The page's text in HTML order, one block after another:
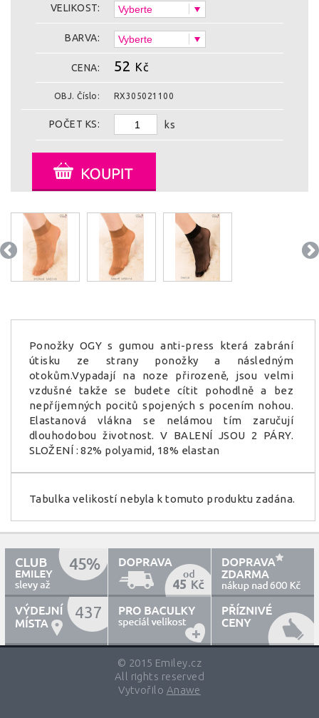
VELIKOST:
BARVA:
CENA: 52 Kč
OBJ. Číslo: RX305021100
POČET KS: ks
Ponožky OGY s gumou anti-press která zabrání
útisku ze strany ponožky a následným
otokům.Vypadají na noze přirozeně, jsou velmi
vzdušné takže se budete cítit pohodlně a bez
nepříjemných pocitů spojených s pocením nohou.
Elastanová vlákna se nelámou tím zaručují
dlouhodobou životnost. V BALENÍ JSOU 2 PÁRY.
SLOŽENÍ : 82% polyamid, 18% elastan
Tabulka velikostí nebyla k tomuto produktu zadána.
45 600
437
© 2015 Emiley.cz
All rights reserved
Vytvořilo Anawe